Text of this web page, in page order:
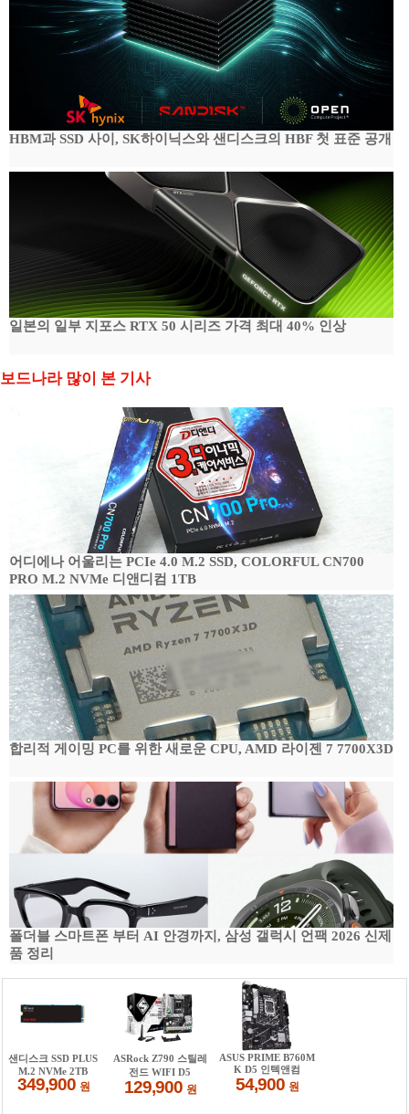
HBM과 SSD 사이, SK하이닉스와 샌디스크의 HBF 첫 표준 공개
일본의 일부 지포스 RTX 50 시리즈 가격 최대 40% 인상
보드나라 많이 본 기사
어디에나 어울리는 PCIe 4.0 M.2 SSD, COLORFUL CN700
PRO M.2 NVMe 디앤디컴 1TB
합리적 게이밍 PC를 위한 새로운 CPU, AMD 라이젠 7 7700X3D
폴더블 스마트폰 부터 AI 안경까지, 삼성 갤럭시 언팩 2026 신제
품 정리